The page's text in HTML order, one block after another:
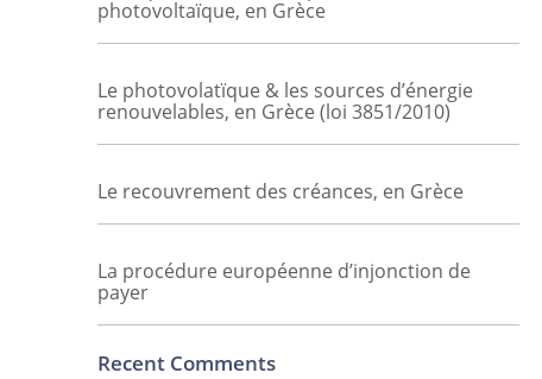
photovoltaïque, en Grèce
Le photovolatïque & les sources d’énergie
renouvelables, en Grèce (loi 3851/2010)
Le recouvrement des créances, en Grèce
La procédure européenne d’injonction de
payer
Recent Comments